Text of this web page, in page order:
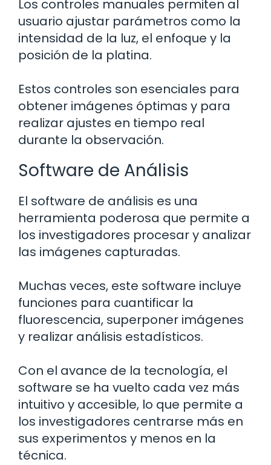
Los controles manuales permiten al
usuario ajustar parámetros como la
intensidad de la luz, el enfoque y la
posición de la platina.
Estos controles son esenciales para
obtener imágenes óptimas y para
realizar ajustes en tiempo real
durante la observación.
Software de Análisis
El software de análisis es una
herramienta poderosa que permite a
los investigadores procesar y analizar
las imágenes capturadas.
Muchas veces, este software incluye
funciones para cuantificar la
fluorescencia, superponer imágenes
y realizar análisis estadísticos.
Con el avance de la tecnología, el
software se ha vuelto cada vez más
intuitivo y accesible, lo que permite a
los investigadores centrarse más en
sus experimentos y menos en la
técnica.